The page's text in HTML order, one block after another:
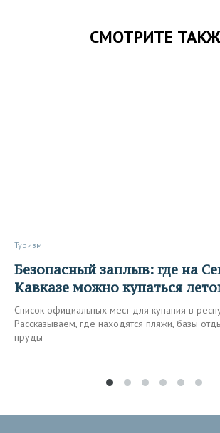
СМОТРИТЕ
Туризм
Безопасный заплыв: где на Северном
Кавказе можно купаться
Список официальных мест для купания в
Рассказываем, где находятся пляжи, базы
пруды